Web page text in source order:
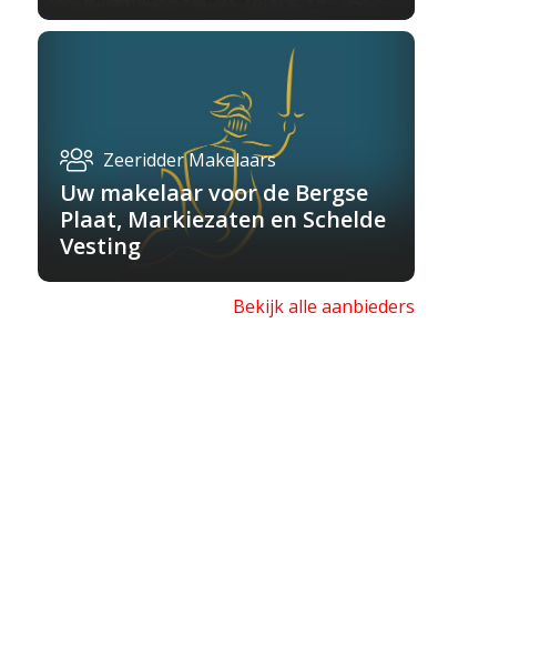
Zeeridder Makelaars
Uw makelaar voor de Bergse
Plaat, Markiezaten en Schelde
Vesting
Bekijk alle aanbieders